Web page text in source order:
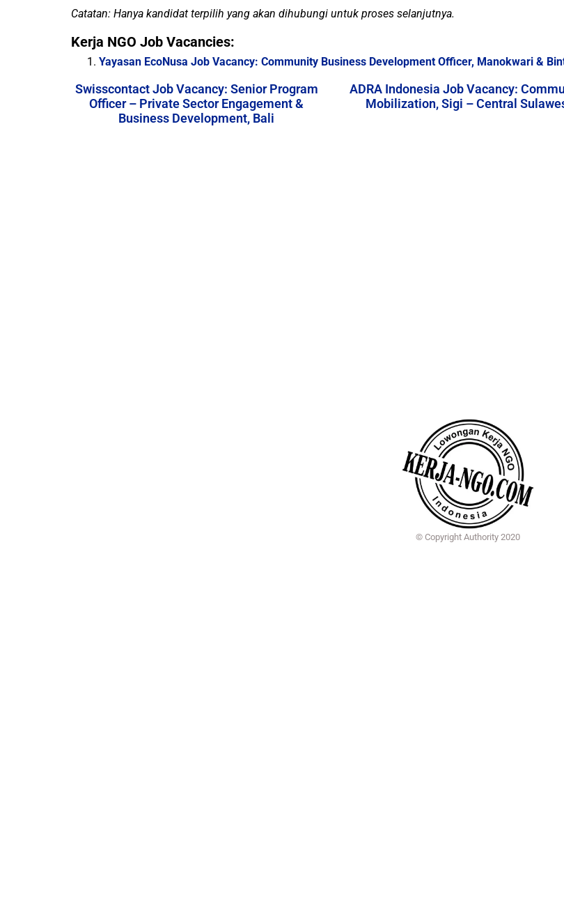
Catatan: Hanya kandidat terpilih yang akan dihubungi untuk proses selanjutnya.
Kerja NGO Job Vacancies:
Yayasan EcoNusa Job Vacancy: Community Business Development Officer, Manokwari &
Swisscontact Job Vacancy: Senior Program
Officer – Private Sector Engagement &
Business Development, Bali
ADRA Indonesia Job Vacancy:
Mobilization, Sigi – Central
© Copyright Authority 2020